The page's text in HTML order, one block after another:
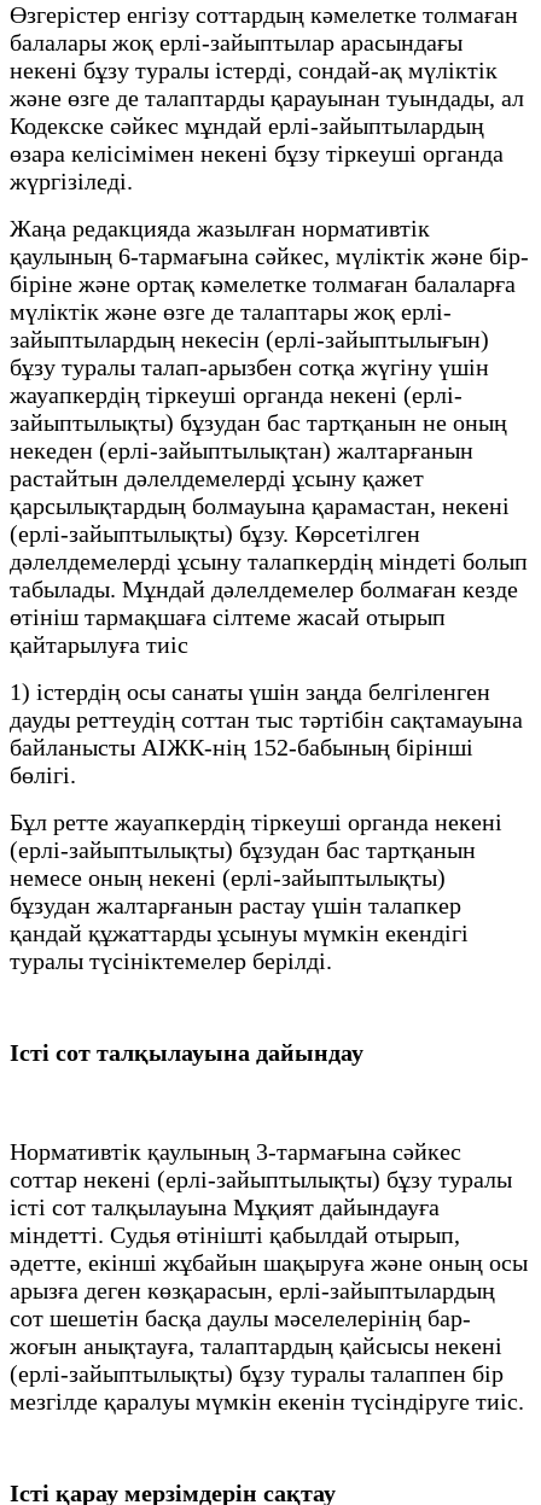
Өзгерістер енгізу соттардың кәмелетке толмаған
балалары жоқ ерлі-зайыптылар арасындағы
некені бұзу туралы істерді, сондай-ақ мүліктік
және өзге де талаптарды қарауынан туындады, ал
Кодекске сәйкес мұндай ерлі-зайыптылардың
өзара келісімімен некені бұзу тіркеуші органда
жүргізіледі.
Жаңа редакцияда жазылған нормативтік
қаулының 6-тармағына сәйкес, мүліктік және бір-
біріне және ортақ кәмелетке толмаған балаларға
мүліктік және өзге де талаптары жоқ ерлі-
зайыптылардың некесін (ерлі-зайыптылығын)
бұзу туралы талап-арызбен сотқа жүгіну үшін
жауапкердің тіркеуші органда некені (ерлі-
зайыптылықты) бұзудан бас тартқанын не оның
некеден (ерлі-зайыптылықтан) жалтарғанын
растайтын дәлелдемелерді ұсыну қажет
қарсылықтардың болмауына қарамастан, некені
(ерлі-зайыптылықты) бұзу. Көрсетілген
дәлелдемелерді ұсыну талапкердің міндеті болып
табылады. Мұндай дәлелдемелер болмаған кезде
өтініш тармақшаға сілтеме жасай отырып
қайтарылуға тиіс
1) істердің осы санаты үшін заңда белгіленген
дауды реттеудің соттан тыс тәртібін сақтамауына
байланысты АІЖК-нің 152-бабының бірінші
бөлігі.
Бұл ретте жауапкердің тіркеуші органда некені
(ерлі-зайыптылықты) бұзудан бас тартқанын
немесе оның некені (ерлі-зайыптылықты)
бұзудан жалтарғанын растау үшін талапкер
қандай құжаттарды ұсынуы мүмкін екендігі
туралы түсініктемелер берілді.
Істі сот талқылауына дайындау
Нормативтік қаулының 3-тармағына сәйкес
соттар некені (ерлі-зайыптылықты) бұзу туралы
істі сот талқылауына Мұқият дайындауға
міндетті. Судья өтінішті қабылдай отырып,
әдетте, екінші жұбайын шақыруға және оның осы
арызға деген көзқарасын, ерлі-зайыптылардың
сот шешетін басқа даулы мәселелерінің бар-
жоғын анықтауға, талаптардың қайсысы некені
(ерлі-зайыптылықты) бұзу туралы талаппен бір
мезгілде қаралуы мүмкін екенін түсіндіруге тиіс.
Істі қарау мерзімдерін сақтау